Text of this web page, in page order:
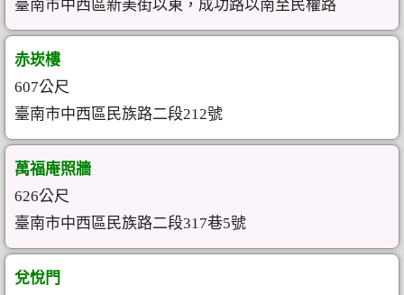
臺南市中西區新美街以東，成功路以南至民權路
赤崁樓
607公尺
臺南市中西區民族路二段212號
萬福庵照牆
626公尺
臺南市中西區民族路二段317巷5號
兌悅門